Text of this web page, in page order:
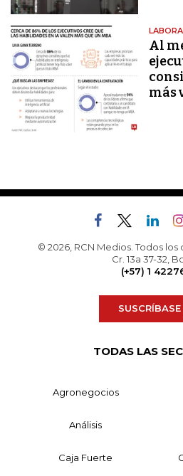
Al
más
© 2026, RCN Medios. Todos
Cr. 13a 37-32,
(+57) 1
SUSCRÍBASE
TODAS LAS
Agronegocios
Análisis
Caja Fuerte